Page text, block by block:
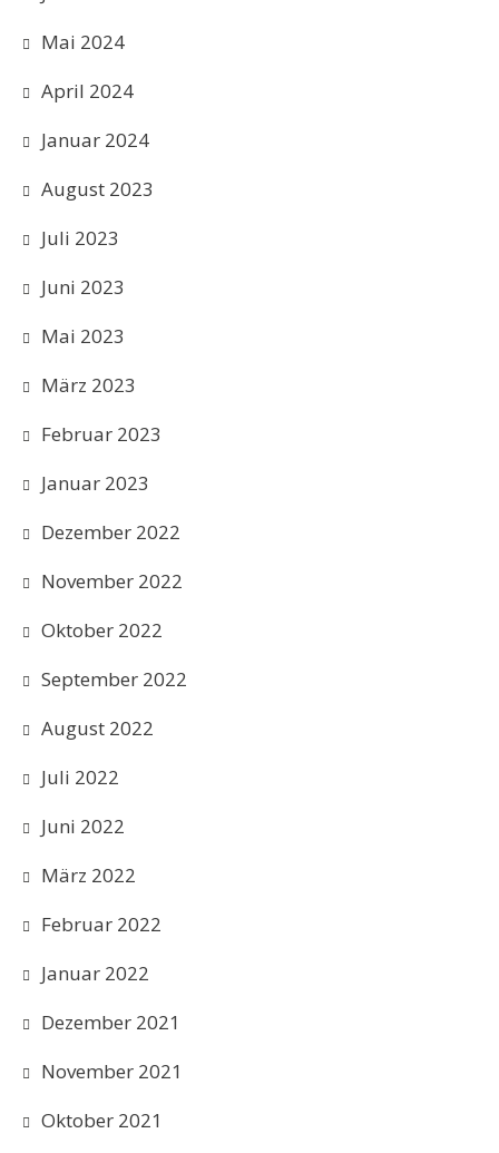
Mai 2024
April 2024
Januar 2024
August 2023
Juli 2023
Juni 2023
Mai 2023
März 2023
Februar 2023
Januar 2023
Dezember 2022
November 2022
Oktober 2022
September 2022
August 2022
Juli 2022
Juni 2022
März 2022
Februar 2022
Januar 2022
Dezember 2021
November 2021
Oktober 2021